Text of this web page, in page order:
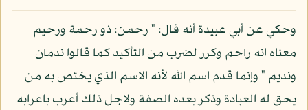
وحكي عن أبي عبيدة أنه قال: " رحمن: ذو رحمة ورحيم
معناه انه راحم وكرر لضرب من التأكيد كما قالوا ندمان
ونديم " وإنما قدم اسم الله لأنه الاسم الذي يختص به من
يحق له العبادة وذكر بعده الصفة ولاجل ذلك أعرب باعرابه